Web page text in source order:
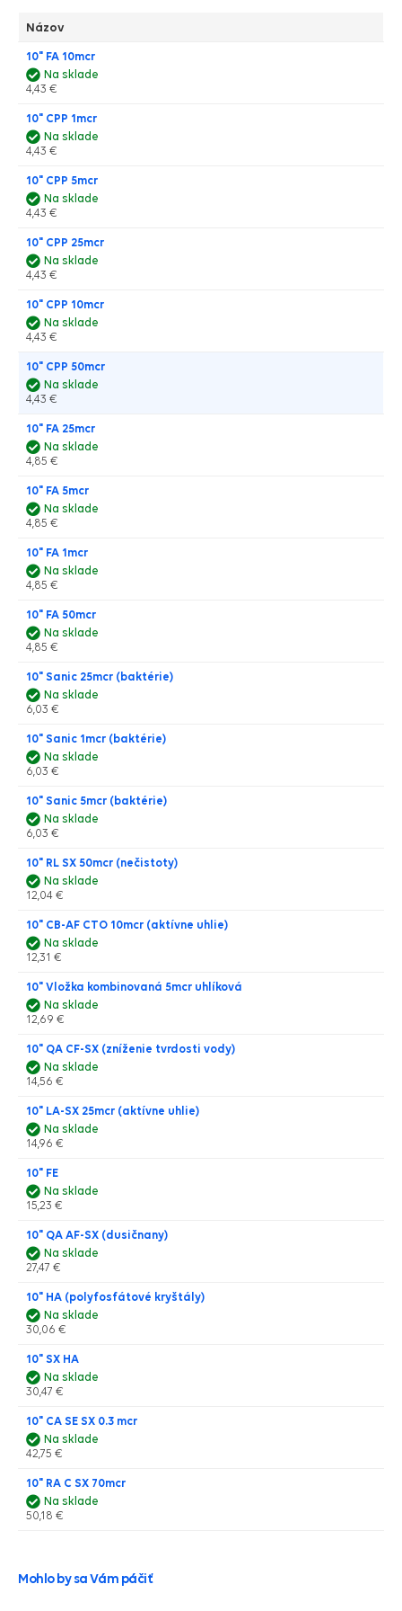
Názov
10" FA 10mcr
Na sklade
4,43 €
10" CPP 1mcr
Na sklade
4,43 €
10" CPP 5mcr
Na sklade
4,43 €
10" CPP 25mcr
Na sklade
4,43 €
10" CPP 10mcr
Na sklade
4,43 €
10" CPP 50mcr
Na sklade
4,43 €
10" FA 25mcr
Na sklade
4,85 €
10" FA 5mcr
Na sklade
4,85 €
10" FA 1mcr
Na sklade
4,85 €
10" FA 50mcr
Na sklade
4,85 €
10" Sanic 25mcr (baktérie)
Na sklade
6,03 €
10" Sanic 1mcr (baktérie)
Na sklade
6,03 €
10" Sanic 5mcr (baktérie)
Na sklade
6,03 €
10" RL SX 50mcr (nečistoty)
Na sklade
12,04 €
10" CB-AF CTO 10mcr (aktívne uhlie)
Na sklade
12,31 €
10" Vložka kombinovaná 5mcr uhlíková
Na sklade
12,69 €
10" QA CF-SX (zníženie tvrdosti vody)
Na sklade
14,56 €
10" LA-SX 25mcr (aktívne uhlie)
Na sklade
14,96 €
10" FE
Na sklade
15,23 €
10" QA AF-SX (dusičnany)
Na sklade
27,47 €
10" HA (polyfosfátové kryštály)
Na sklade
30,06 €
10" SX HA
Na sklade
30,47 €
10" CA SE SX 0.3 mcr
Na sklade
42,75 €
10" RA C SX 70mcr
Na sklade
50,18 €
Mohlo by sa Vám páčiť